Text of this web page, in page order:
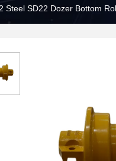
Steel SD22 Dozer Bottom